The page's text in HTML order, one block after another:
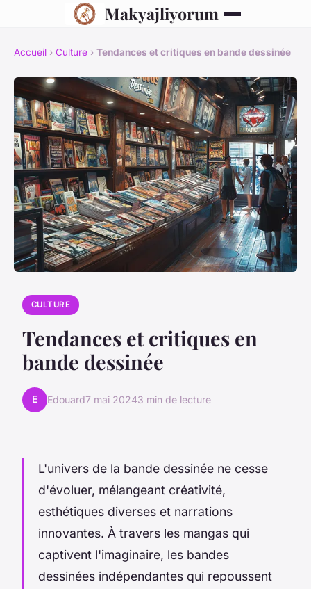
Makyajliyorum
Accueil › Culture › Tendances et critiques en bande dessinée
CULTURE
Tendances et critiques en
bande dessinée
E Edouard7 mai 20243 min de lecture
L'univers de la bande dessinée ne cesse
d'évoluer, mélangeant créativité,
esthétiques diverses et narrations
innovantes. À travers les mangas qui
captivent l'imaginaire, les bandes
dessinées indépendantes qui repoussent